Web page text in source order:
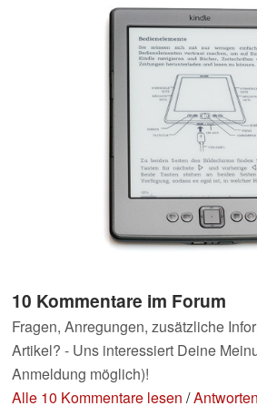
10 Kommentare im Forum
Fragen, Anregungen, zusätzliche
Artikel? - Uns interessiert Deine
Anmeldung möglich)!
Alle 10 Kommentare lesen /Antworten